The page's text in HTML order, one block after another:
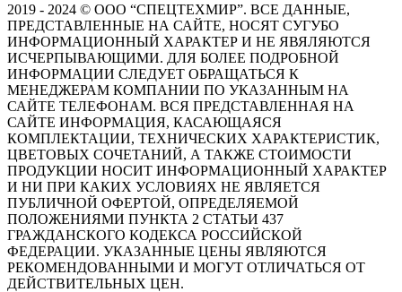
2019 - 2024 © ООО “СПЕЦТЕХМИР”. ВСЕ ДАННЫЕ,
ПРЕДСТАВЛЕННЫЕ НА САЙТЕ, НОСЯТ СУГУБО
ИНФОРМАЦИОННЫЙ ХАРАКТЕР И НЕ ЯВЯЛЯЮТСЯ
ИСЧЕРПЫВАЮЩИМИ. ДЛЯ БОЛЕЕ ПОДРОБНОЙ
ИНФОРМАЦИИ СЛЕДУЕТ ОБРАЩАТЬСЯ К
МЕНЕДЖЕРАМ КОМПАНИИ ПО УКАЗАННЫМ НА
САЙТЕ ТЕЛЕФОНАМ. ВСЯ ПРЕДСТАВЛЕННАЯ НА
САЙТЕ ИНФОРМАЦИЯ, КАСАЮЩАЯСЯ
КОМПЛЕКТАЦИИ, ТЕХНИЧЕСКИХ ХАРАКТЕРИСТИК,
ЦВЕТОВЫХ СОЧЕТАНИЙ, А ТАКЖЕ СТОИМОСТИ
ПРОДУКЦИИ НОСИТ ИНФОРМАЦИОННЫЙ ХАРАКТЕР
И НИ ПРИ КАКИХ УСЛОВИЯХ НЕ ЯВЛЯЕТСЯ
ПУБЛИЧНОЙ ОФЕРТОЙ, ОПРЕДЕЛЯЕМОЙ
ПОЛОЖЕНИЯМИ ПУНКТА 2 СТАТЬИ 437
ГРАЖДАНСКОГО КОДЕКСА РОССИЙСКОЙ
ФЕДЕРАЦИИ. УКАЗАННЫЕ ЦЕНЫ ЯВЛЯЮТСЯ
РЕКОМЕНДОВАННЫМИ И МОГУТ ОТЛИЧАТЬСЯ ОТ
ДЕЙСТВИТЕЛЬНЫХ ЦЕН.